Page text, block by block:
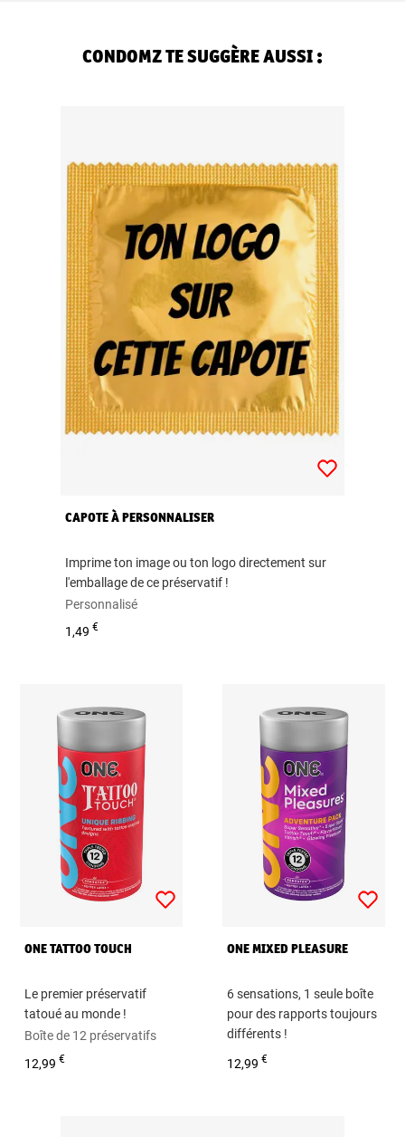
CONDOMZ TE SUGGÈRE AUSSI :
CAPOTE À PERSONNALISER
Imprime ton image ou ton logo directement sur
l'emballage de ce préservatif !
Personnalisé
1,49€
ONE TATTOO TOUCH
Le premier préservatif
tatoué au monde !
Boîte de 12 préservatifs
12,99€
ONE MIXED PLEASURE
6 sensations, 1 seule boîte
pour des rapports toujours
différents !
Boîte de 12 préservatifs
12,99€